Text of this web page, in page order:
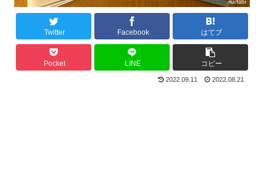
Twitter Facebook はてブ
Pocket LINE コピー
2022.09.11 2022.08.21